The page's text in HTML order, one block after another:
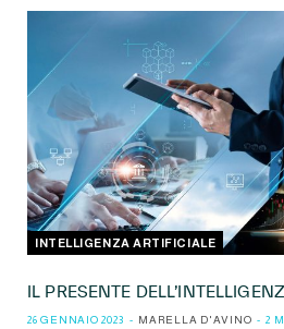
INTELLIGENZA ARTIFICIALE
IL PRESENTE
26 GENNAIO 2023 MARELLA D'AVINO 2